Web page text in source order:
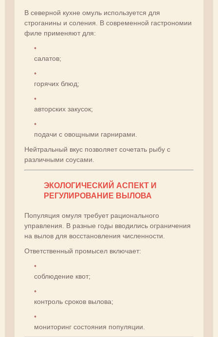
В северной кухне омуль используется для
строганины и соления. В современной гастрономии
филе применяют для:
салатов;
горячих блюд;
авторских закусок;
подачи с овощными гарнирами.
Нейтральный вкус позволяет сочетать рыбу с
различными соусами.
ЭКОЛОГИЧЕСКИЙ АСПЕКТ И
РЕГУЛИРОВАНИЕ ВЫЛОВА
Популяция омуля требует рационального
управления. В разные годы вводились ограничения
на вылов для восстановления численности.
Ответственный промысел включает:
соблюдение квот;
контроль сроков вылова;
мониторинг состояния популяции.